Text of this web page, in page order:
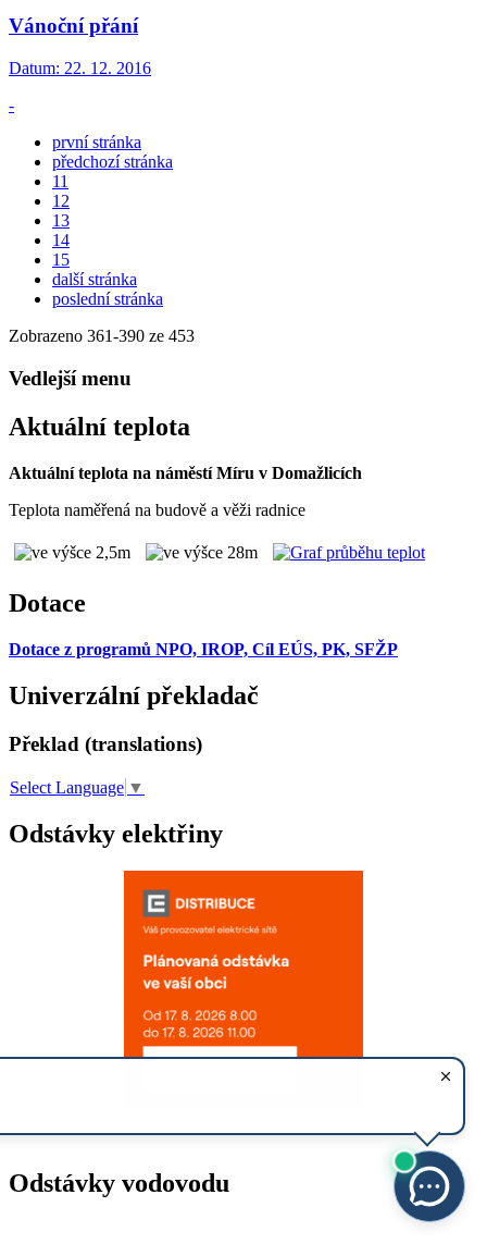
Vánoční přání
Datum: 22. 12. 2016
-
první stránka
předchozí stránka
11
12
13
14
15
další stránka
poslední stránka
Zobrazeno 361-390 ze 453
Vedlejší menu
Aktuální teplota
Aktuální teplota na náměstí Míru v Domažlicích
Teplota naměřená na budově a věži radnice
Dotace
Dotace z programů NPO, IROP, Cíl EÚS, PK, SFŽP
Univerzální překladač
Překlad (translations)
Select Language ▼
Odstávky elektřiny
Odstávky vodovodu